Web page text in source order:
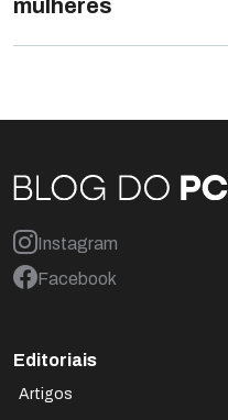
mulheres
Instagram
Facebook
Editoriais
Artigos